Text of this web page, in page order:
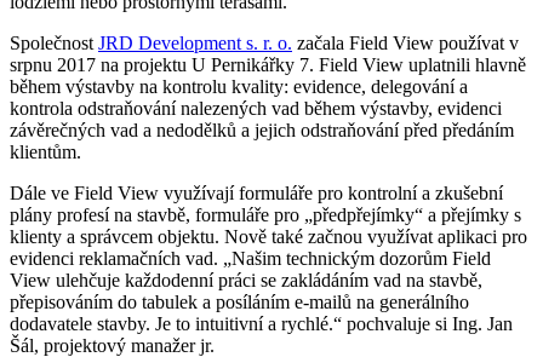
Společnost JRD Development s. r. o. začala Field View používat v
srpnu 2017 na projektu U Pernikářky 7. Field View uplatnili hlavně
během výstavby na kontrolu kvality: evidence, delegování a
kontrola odstraňování nalezených vad během výstavby, evidenci
závěrečných vad a nedodělků a jejich odstraňování před předáním
klientům.
Dále ve Field View využívají formuláře pro kontrolní a zkušební
plány profesí na stavbě, formuláře pro „předpřejímky“ a přejímky s
klienty a správcem objektu. Nově také začnou využívat aplikaci pro
evidenci reklamačních vad. „Našim technickým dozorům Field
View ulehčuje každodenní práci se zakládáním vad na stavbě,
přepisováním do tabulek a posíláním e-mailů na generálního
dodavatele stavby. Je to intuitivní a rychlé.“ pochvaluje si Ing. Jan
Šál, projektový manažer jr.